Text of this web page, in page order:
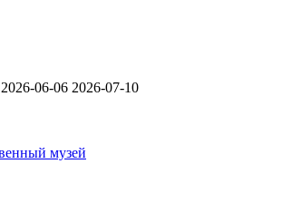
2026-06-06 2026-07-10
музей